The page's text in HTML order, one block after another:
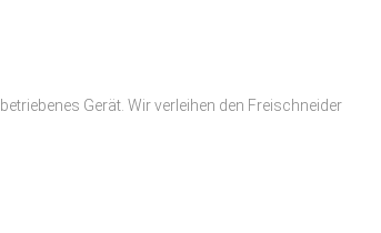
Gerät. Wir verleihen den Freischneider